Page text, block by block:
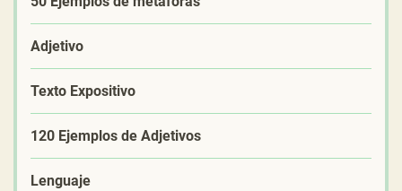
Adjetivo
Texto Expositivo
120 Ejemplos de Adjetivos
Lenguaje